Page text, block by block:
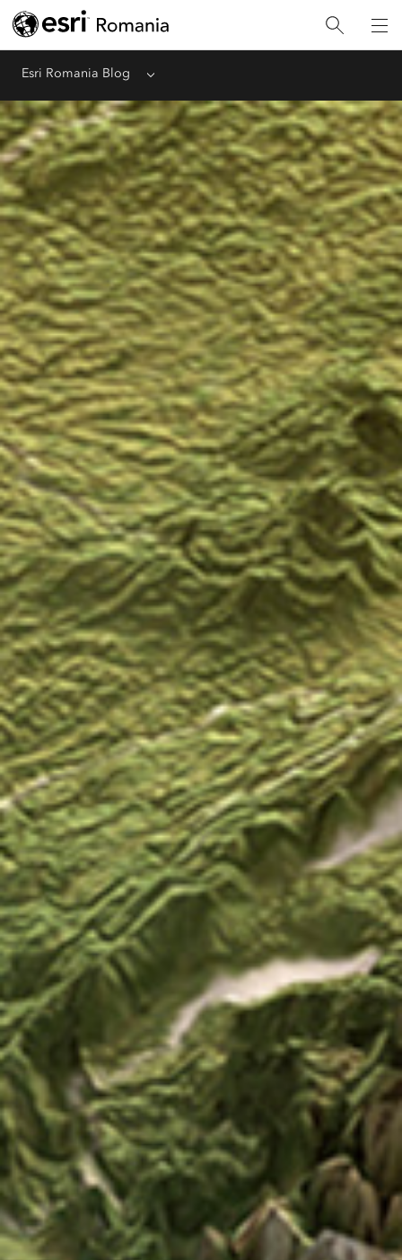
Esri Romania Blog Menu